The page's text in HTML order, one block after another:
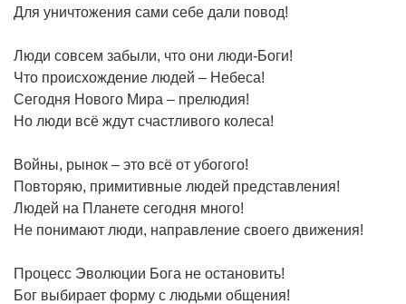
Для уничтожения сами себе дали повод!
Люди совсем забыли, что они люди-Боги!
Что происхождение людей – Небеса!
Сегодня Нового Мира – прелюдия!
Но люди всё ждут счастливого колеса!
Войны, рынок – это всё от убогого!
Повторяю, примитивные людей представления!
Людей на Планете сегодня много!
Не понимают люди, направление своего движения!
Процесс Эволюции Бога не остановить!
Бог выбирает форму с людьми общения!